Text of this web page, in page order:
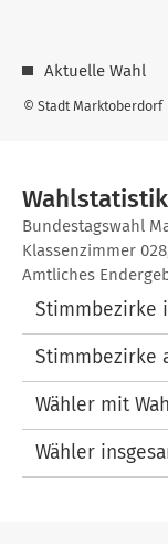
© Stadt Marktoberdorf
Aktuelle Wahl
Wahlstatistik
Wahlstatistik
Bundestagswahl
Klassenzimmer
Amtliches
Stimmbezirke
Stimmbezirke
Wähler mit
Wähler